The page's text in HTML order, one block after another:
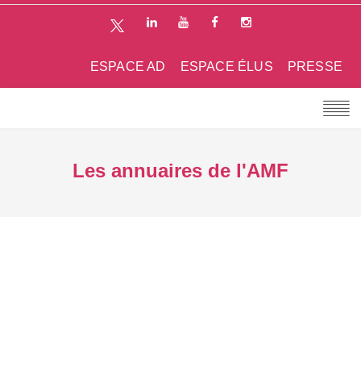
PRESSE
ESPACE ÉLUS
ESPACE AD
Les annuaires de l'AMF